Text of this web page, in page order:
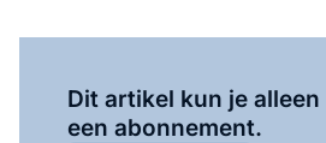
Dit artikel kun je
een abonnement.